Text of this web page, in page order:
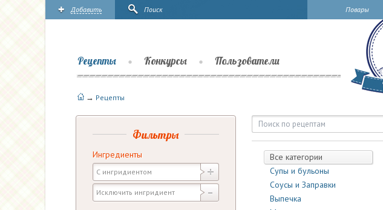
Повары
Добавить Поиск
Рецепты Конкурсы Пользователи
→ Рецепты
Рецепты | Повары.ру
Все категории
Супы и бульоны
Соусы и Заправки
Выпечка
Фильтры
Ингредиенты